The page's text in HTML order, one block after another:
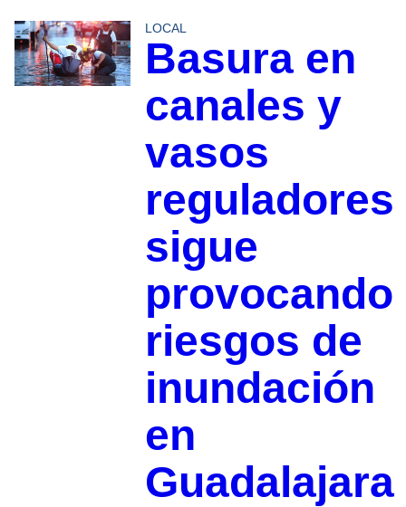
LOCAL
Basura en
canales y
vasos
reguladores
sigue
provocando
riesgos de
inundación
en
Guadalajara